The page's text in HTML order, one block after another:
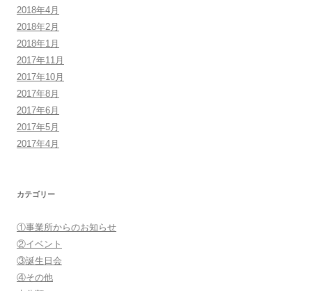
2018年4月
2018年2月
2018年1月
2017年11月
2017年10月
2017年8月
2017年6月
2017年5月
2017年4月
カテゴリー
①事業所からのお知らせ
②イベント
③誕生日会
④その他